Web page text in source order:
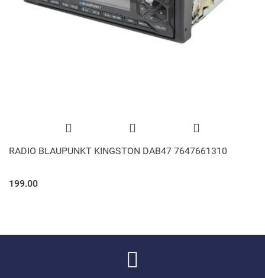
RADIO BLAUPUNKT KINGSTON DAB47 7647661310
199.00